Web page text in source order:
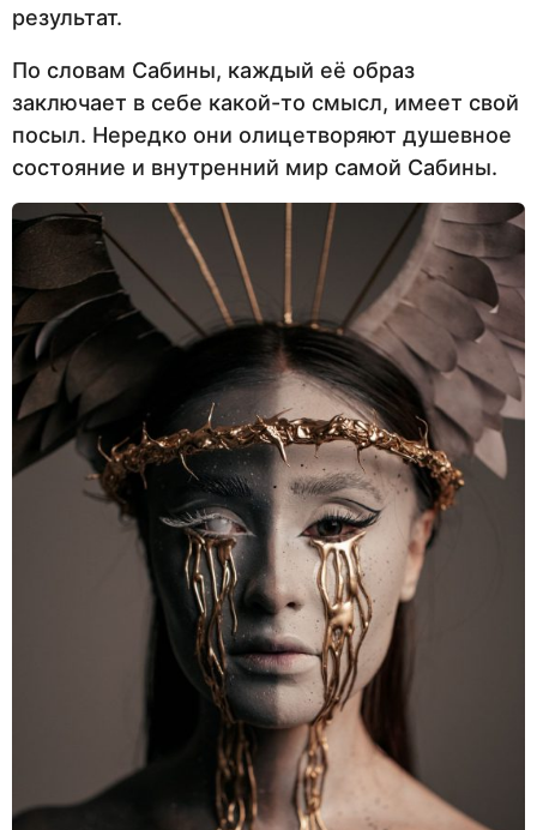
результат.
По словам Сабины, каждый её образ
заключает в себе какой-то смысл, имеет свой
посыл. Нередко они олицетворяют душевное
состояние и внутренний мир самой Сабины.